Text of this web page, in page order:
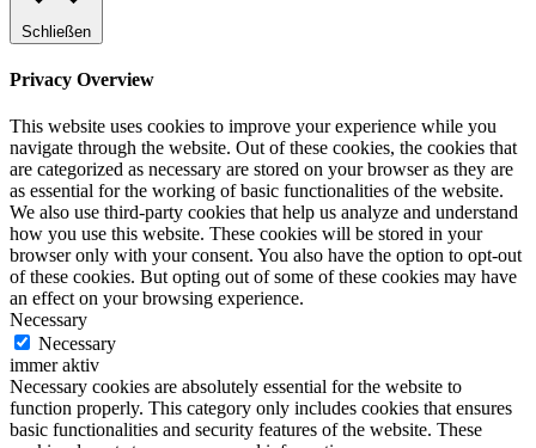
Schließen
Privacy Overview
This website uses cookies to improve your experience while you
navigate through the website. Out of these cookies, the cookies that
are categorized as necessary are stored on your browser as they are
as essential for the working of basic functionalities of the website.
We also use third-party cookies that help us analyze and understand
how you use this website. These cookies will be stored in your
browser only with your consent. You also have the option to opt-out
of these cookies. But opting out of some of these cookies may have
an effect on your browsing experience.
Necessary
Necessary
immer aktiv
Necessary cookies are absolutely essential for the website to
function properly. This category only includes cookies that ensures
basic functionalities and security features of the website. These